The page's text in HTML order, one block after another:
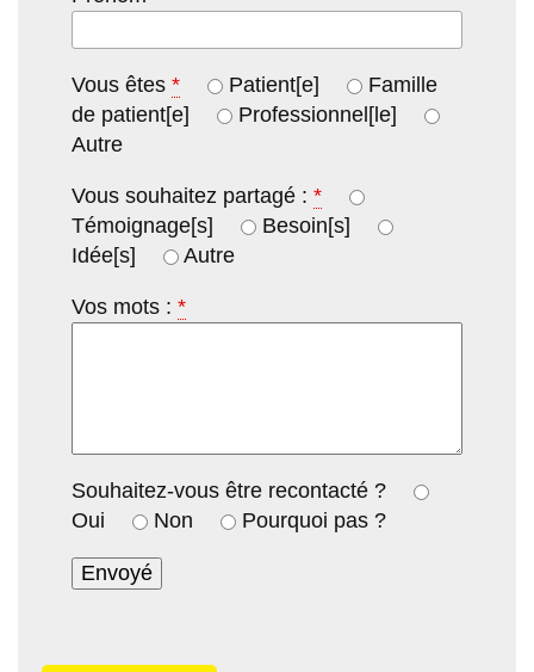
Vous êtes * Patient[e]
Famille
de patient[e]
Professionnel[le]
Autre
Vous souhaitez partagé : *
Témoignage[s]
Besoin[s]
Idée[s]
Autre
Vos mots : *
Souhaitez-vous être recontacté ?
Oui
Non Pourquoi pas ?